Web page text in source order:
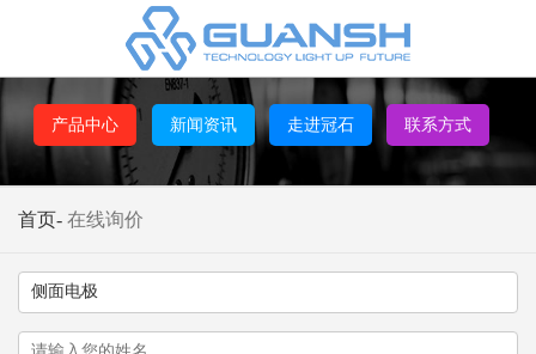
产品中心 新闻资讯 走进冠石 联系方式
首页- 在线询价